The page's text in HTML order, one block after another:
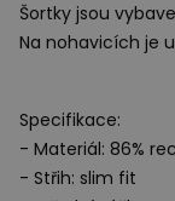
Šortky jsou
Na nohavicích je
Specifikace:
- Materiál: 86%
- Střih: slim fit